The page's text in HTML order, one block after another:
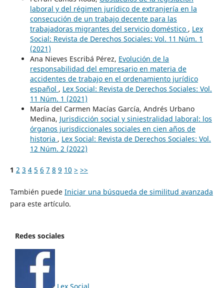
laboral y del régimen jurídico de extranjería en la
consecución de un trabajo decente para las
trabajadoras migrantes del servicio doméstico , Lex
Social: Revista de Derechos Sociales: Vol. 11 Núm. 1
(2021)
Ana Nieves Escribá Pérez, Evolución de la
responsabilidad del empresario en materia de
accidentes de trabajo en el ordenamiento jurídico
español , Lex Social: Revista de Derechos Sociales: Vol.
11 Núm. 1 (2021)
María del Carmen Macías García, Andrés Urbano
Medina, Jurisdicción social y siniestralidad laboral: los
órganos jurisdiccionales sociales en cien años de
historia , Lex Social: Revista de Derechos Sociales: Vol.
12 Núm. 2 (2022)
1 2 3 4 5 6 7 8 9 10 > >>
También puede Iniciar una búsqueda de similitud avanzada
para este artículo.
Redes sociales